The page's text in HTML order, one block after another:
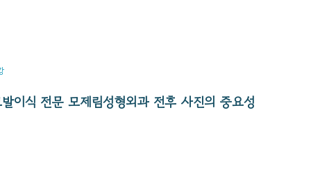
이식 전문 모제림성형외과 전후 사진의 중요성